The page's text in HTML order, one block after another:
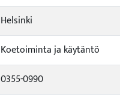
Helsinki
Koetoiminta ja käytäntö
0355-0990